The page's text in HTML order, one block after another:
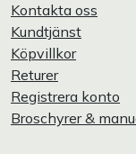
Kontakta oss
Kundtjänst
Köpvillkor
Returer
Registrera konto
Broschyrer &